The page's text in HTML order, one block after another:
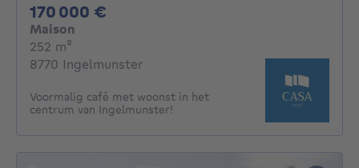
170 000 €
Maison
252 m²
8770 Ingelmunster
Voormalig café met woonst in het
centrum van Ingelmunster!